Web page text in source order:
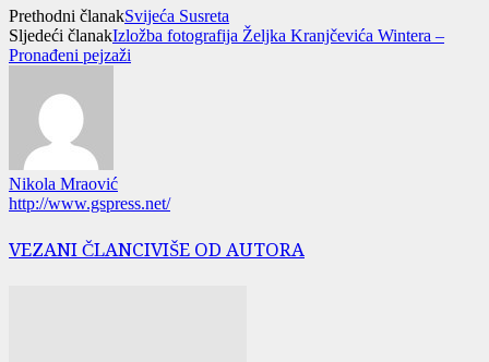
Prethodni članakSvijeća Susreta
Sljedeći članakIzložba fotografija Željka Kranjčevića Wintera –
Pronađeni pejzaži
Nikola Mraović
http://www.gspress.net/
VEZANI ČLANCIVIŠE OD AUTORA